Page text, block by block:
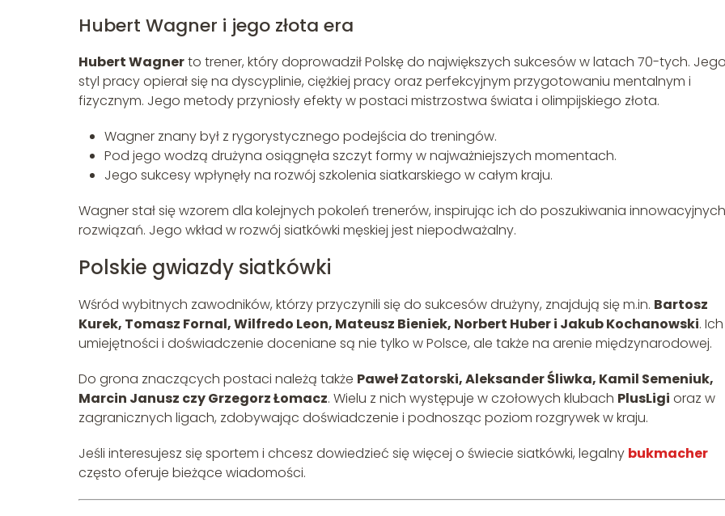
Hubert Wagner i jego złota era
Hubert Wagnerto trener, który doprowadził Polskę do największych sukcesów w latach 70-tych. Jego
styl pracy opierał się na dyscyplinie, ciężkiej pracy oraz perfekcyjnym przygotowaniu mentalnym i
fizycznym. Jego metody przyniosły efekty w postaci mistrzostwa świata i olimpijskiego złota.
Wagner znany był z rygorystycznego podejścia do treningów.
Pod jego wodzą drużyna osiągnęła szczyt formy w najważniejszych momentach.
Jego sukcesy wpłynęły na rozwój szkolenia siatkarskiego w całym kraju.
Wagner stał się wzorem dla kolejnych pokoleń trenerów, inspirując ich do poszukiwania innowacyjnych
rozwiązań. Jego wkład w rozwój siatkówki męskiej jest niepodważalny.
Polskie gwiazdy siatkówki
Wśród wybitnych zawodników, którzy przyczynili się do sukcesów drużyny, znajdują się m.in. Bartosz
Kurek, Tomasz Fornal, Wilfredo Leon, Mateusz Bieniek, Norbert Huber i Jakub Kochanowski. Ich
umiejętności i doświadczenie doceniane są nie tylko w Polsce, ale także na arenie międzynarodowej.
Do grona znaczących postaci należą także Paweł Zatorski, Aleksander Śliwka, Kamil Semeniuk,
Marcin Janusz czy Grzegorz Łomacz. Wielu z nich występuje w czołowych klubach PlusLigi oraz w
zagranicznych ligach, zdobywając doświadczenie i podnosząc poziom rozgrywek w kraju.
Jeśli interesujesz się sportem i chcesz dowiedzieć się więcej o świecie siatkówki, legalny bukmacher
często oferuje bieżące wiadomości.